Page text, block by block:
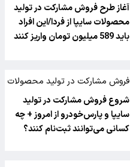
محصولات سایپا ا
آغاز طرح فروش مشارکت در تولید
محصولات سایپا از فردا/این افراد
باید 589 میلیون تومان واریز کنند
فروش مشارکت در تولید محصولات
سایپا و پارس‌خودرو
شروع فروش مشارکت در تولید
سایپا و پارس‌خودرو از امروز + چه
کسانی می‌توانند ثبت‌نام کنند؟